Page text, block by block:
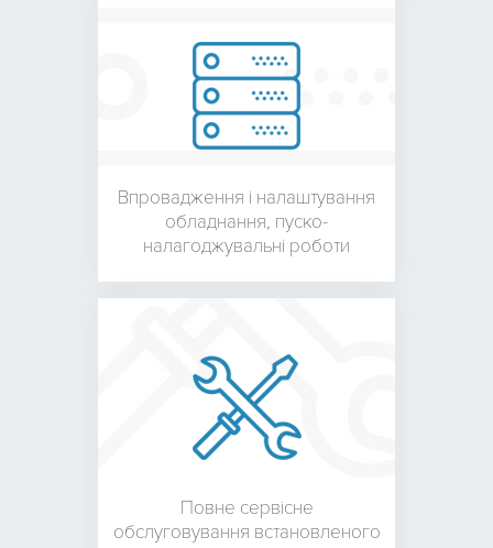
Впровадження і налаштування
обладнання, пуско-
налагоджувальні роботи
Повне сервісне
обслуговування встановленого